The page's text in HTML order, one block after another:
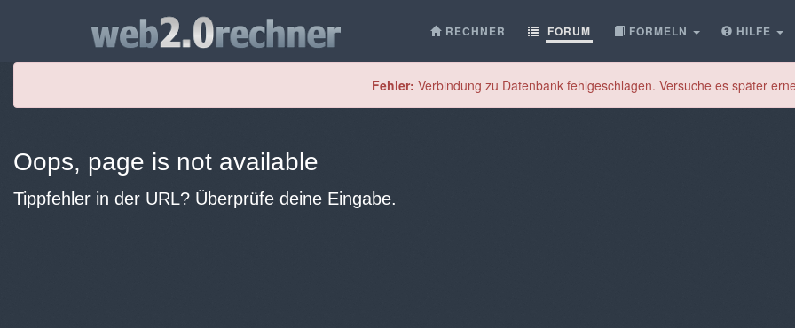
RECHNER FORUM FORMELN HILFE
Fehler: Verbindung zu Datenbank fehlgeschlagen. Versuche es später
Oops, page is not available
Tippfehler in der URL? Überprüfe deine Eingabe.